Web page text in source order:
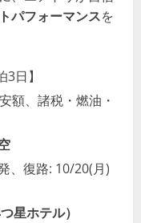
パフォーマンスを
日】
額、諸税・燃油・
、復路: 10/20(月)
星ホテル）